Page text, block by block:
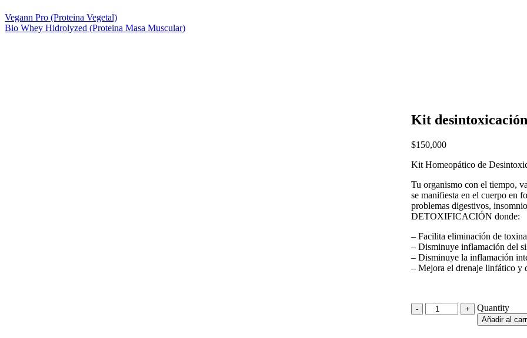
Vegann Pro (Proteina Vegetal)
Bio Whey Hidrolyzed (Proteina Masa Muscular)
Kit
$150,000
Kit Homeopático de
Tu organismo con el tiempo,
se manifiesta en el cuerpo en
problemas digestivos,
DETOXIFICACIÓN donde:
– Facilita eliminación de
– Disminuye inflamación del
– Disminuye la inflamación
– Mejora el drenaje linfático y
Quantity
Quantity
Añadir al